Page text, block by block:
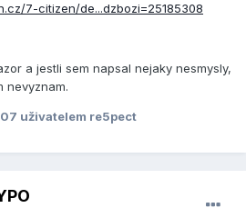
7-citizen/de...dzbozi=25185308
a jestli sem napsal nejaky nesmysly,
nevyznam.
uživatelem re5pect